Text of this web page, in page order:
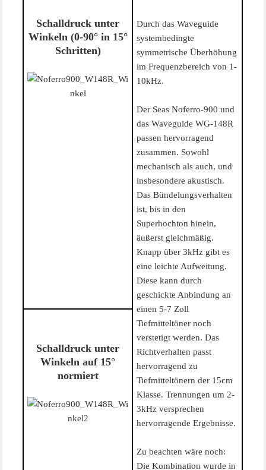
Schalldruck unter
Winkeln (0-90° in 15°
Schritten)
Durch das Waveguide
systembedingte
symmetrische Überhöhung
im Frequenzbereich von 1-
10kHz.
Der Seas Noferro-900 und
das Waveguide WG-148R
passen hervorragend
zusammen. Sowohl
mechanisch als auch, und
insbesondere akustisch.
Das Bündelungsverhalten
ist, bis in den
Superhochton hinein,
äußerst gleichmäßig.
Knapp über 3kHz gibt es
eine leichte Aufweitung.
Diese kann durch
geschickte Anbindung an
einen 5-7 Zoll
Tiefmitteltöner noch
verstetigt werden. Das
Richtverhalten passt
hervorragend zu
Tiefmitteltönern der 15cm
Klasse. Trennungen um 2-
3kHz versprechen
hervorragende Ergebnisse.
Zu beachten wäre noch:
Die Kombination wurde in
Schalldruck unter
Winkeln auf 15°
normiert